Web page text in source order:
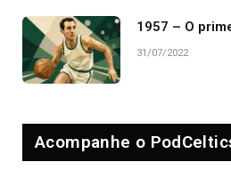
1957 – O
31/07/2022
Acompanhe o